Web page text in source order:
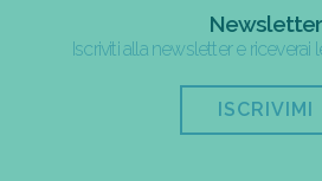
Newsletter
Iscriviti alla newsletter e riceverai
ISCRIVIMI